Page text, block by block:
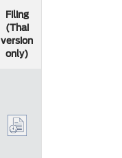
Filing
(Thai
version
only)